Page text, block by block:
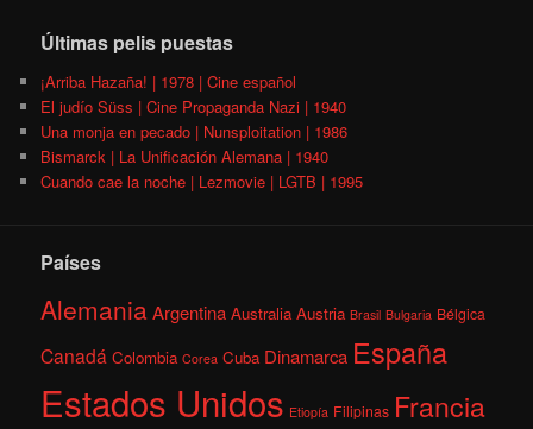
Últimas pelis puestas
¡Arriba Hazaña! | 1978 | Cine español
El judío Süss | Cine Propaganda Nazi | 1940
Una monja en pecado | Nunsploitation | 1986
Bismarck | La Unificación Alemana | 1940
Cuando cae la noche | Lezmovie | LGTB | 1995
Países
AlemaniaArgentina Australia Austria Brasil Bulgaria Bélgica
Canadá Colombia Corea Cuba Dinamarca España
Estados Unidos Etiopía Filipinas Francia